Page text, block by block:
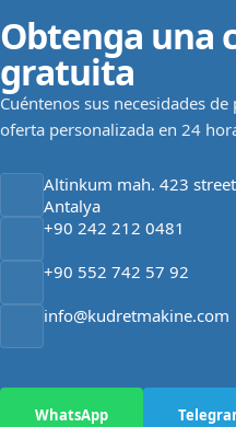
Obtenga una
gratuita
Cuéntenos sus necesidades
oferta personalizada en 24
Altinkum mah. 423
Antalya
+90 242 212 0481
+90 552 742 57 92
info@kudretmakine.com
WhatsApp